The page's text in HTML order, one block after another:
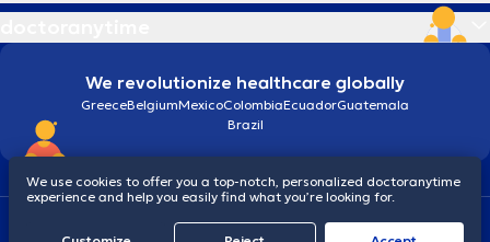
We revolutionize healthcare globally
GreeceBelgiumMexicoColombiaEcuadorGuatemala
Brazil
Cookiesdoctoranytime: Data Protection Policy
We use cookies to offer you a top-notch, personalized doctoranytime
experience and help you easily find what you’re looking for.